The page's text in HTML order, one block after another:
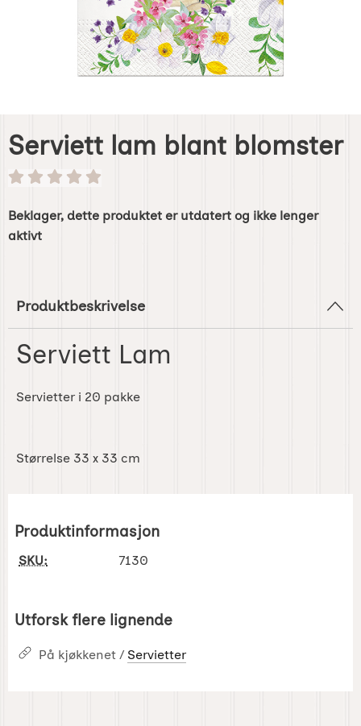
Serviett lam blant blomster
Beklager, dette produktet er utdatert og ikke lenger
aktivt
Produktbeskrivelse
Serviett Lam
Servietter i 20 pakke
Størrelse 33 x 33 cm
Produktinformasjon
SKU: 7130
Utforsk flere lignende
På kjøkkenet / Servietter